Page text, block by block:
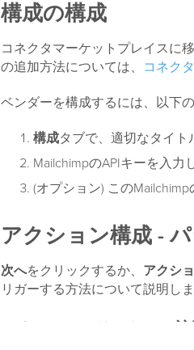
構成の構成
コネクタマーケットプレイスに
の追加方法については、 コネク
ベンダーを構成するには、以下
構成タブで、適切なタイト
MailchimpのAPIキーを入力
(オプション) この
アクション構成 -
次へをクリックするか、 アクシ
リガーする方法について説明しま